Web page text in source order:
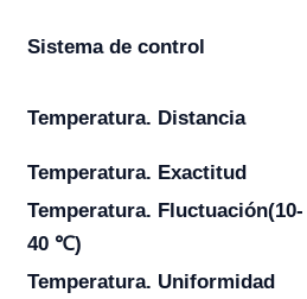
Sistema de control
Temperatura. Distancia
Temperatura. Exactitud
Temperatura. Fluctuación(10-
40 ℃)
Temperatura. Uniformidad